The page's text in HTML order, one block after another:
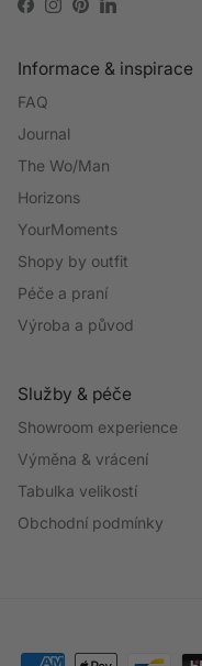
Facebook
Instagram
PinterestLinkedIn
Informace & inspirace
FAQ
Journal
The Wo/Man
Horizons
YourMoments
Shopy by outfit
Péče a praní
Výroba a původ
Služby & péče
Showroom experience
Výměna & vrácení
Tabulka velikostí
Obchodní podmínky